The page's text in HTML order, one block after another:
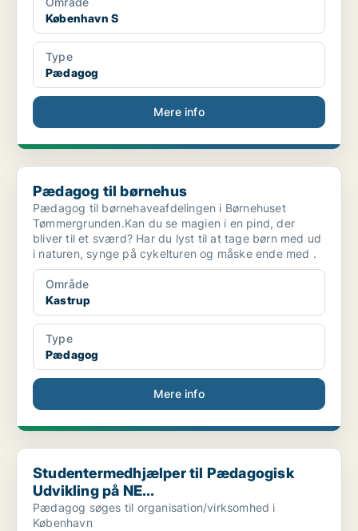
København S
Type
Pædagog
Mere info
Pædagog til børnehus
Pædagog til børnehus
Pædagog til børnehaveafdelingen i Børnehuset
Tømmergrunden.Kan du se magien i en pind, der
bliver til et sværd? Har du lyst til at tage børn med ud
i naturen, synge på cykelturen og måske ende med .
Område
Kastrup
Type
Pædagog
Mere info
Studentermedhjælper til Pædagogisk Udvikling på NE...
Studentermedhjælper til Pædagogisk
Udvikling på NE...
Pædagog søges til organisation/virksomhed i
København